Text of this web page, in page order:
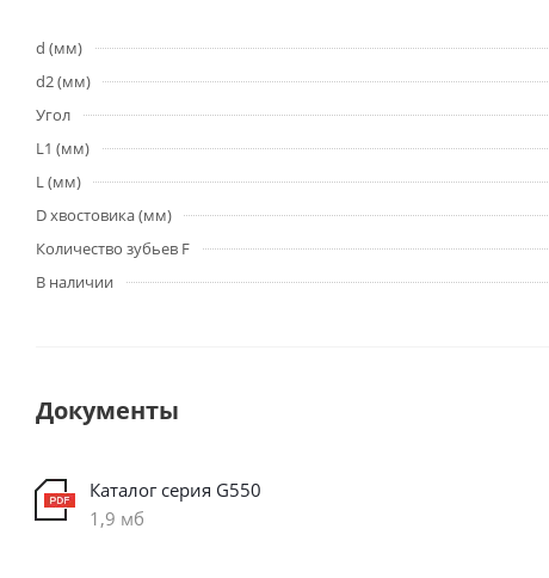
d (мм)
d2 (мм)
Угол
L1 (мм)
L (мм)
D хвостовика (мм)
Количество зубьев F
В наличии
Документы
Каталог серия G550
1,9 мб